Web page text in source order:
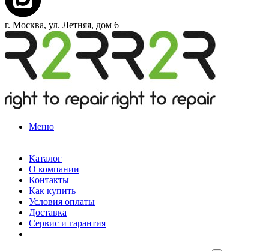
г. Москва, ул. Летняя, дом 6
Меню
Каталог
О компании
Контакты
Как купить
Условия оплаты
Доставка
Сервис и гарантия